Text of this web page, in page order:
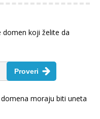
domen koji želite da
moraju biti uneta